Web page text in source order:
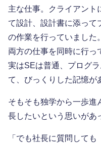
主な仕事。クライアント
て設計、設計書に添って
の作業を行っていました
両方の仕事を同時に行っ
実はSEは普通、プログ
て、びっくりした記憶が
そもそも独学から一歩進
長したいという思いがあ
「でも社長に質問して